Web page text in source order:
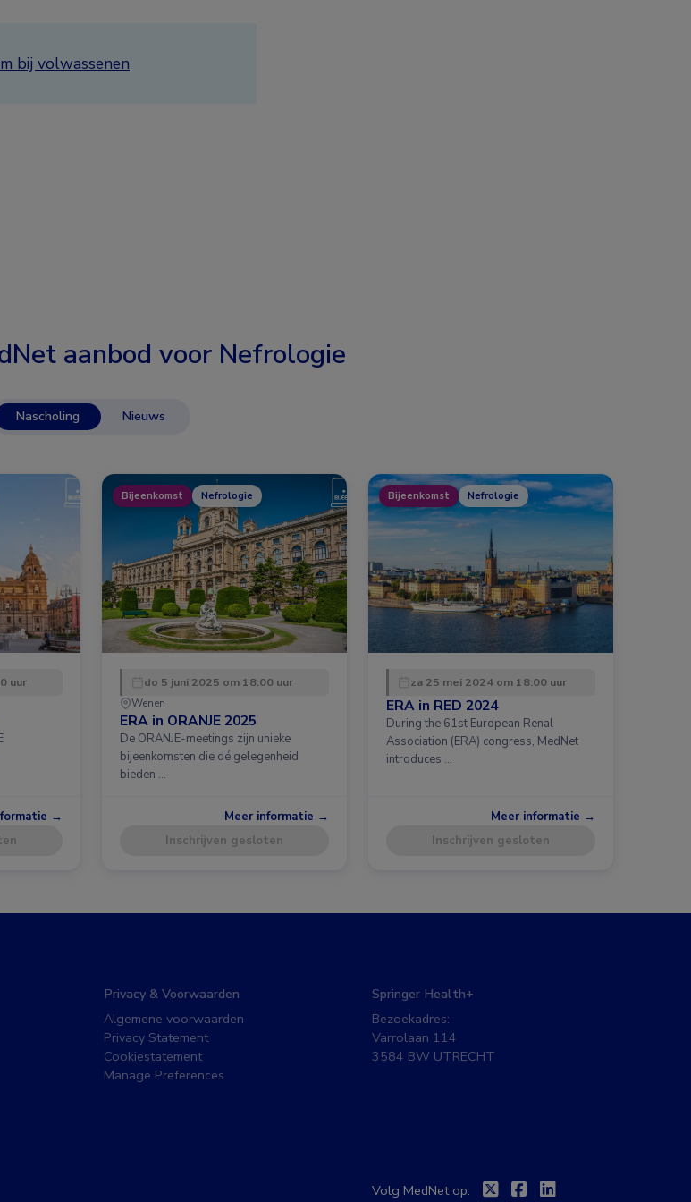
bij volwassenen
aanbod voor Nefrologie
Nascholing Nieuws
uur
→
Bijeenkomst Nefrologie
do 5 juni 2025 om 18:00 uur
Wenen
ERA in ORANJE 2025
De ORANJE-meetings zijn unieke
bijeenkomsten die dé gelegenheid
bieden …
Meer informatie →
Inschrijven gesloten
Bijeenkomst Nefrologie
za 25 mei 2024 om 18:00 uur
ERA in RED 2024
During the 61st European Renal
Association (ERA) congress, MedNet
introduces …
Meer informatie →
Inschrijven gesloten
Privacy & Voorwaarden
Algemene voorwaarden
Privacy Statement
Cookiestatement
Manage Preferences
Springer Health+
Bezoekadres:
Varrolaan 114
3584 BW UTRECHT
Volg MedNet op: TwitterFacebook
Linkedin